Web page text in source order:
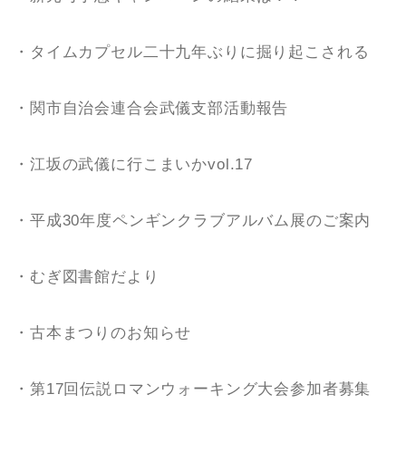
・タイムカプセル二十九年ぶりに掘り起こされる
・関市自治会連合会武儀支部活動報告
・江坂の武儀に行こまいかvol.17
・平成30年度ペンギンクラブアルバム展のご案内
・むぎ図書館だより
・古本まつりのお知らせ
・第17回伝説ロマンウォーキング大会参加者募集